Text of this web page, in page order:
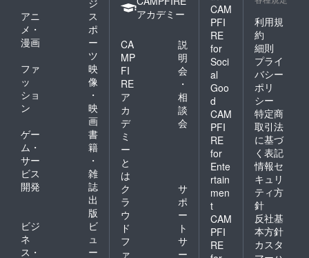
アニ
メ・
漫画
ス
ポ
ー
ツ
ファ
ッ
ショ
ン
映
像
・
映
画
ゲー
ム・
サー
ビス
開発
書
籍
・
雑
誌
出
版
ビジ
ネ
ス・
ビ
ュ
ー
アカデミー
CA
MP
FI
RE
ア
カ
デ
ミ
ー
と
は
説
明
会
・
相
談
会
ク
ラ
ウ
ド
フ
ァ
サ
ポ
ー
ト
サ
ー
CAM
PFI
RE
for
Soci
al
Goo
d
CAM
PFI
RE
for
Ente
rtain
men
t
CAM
PFI
RE
利用規
約
細則
プライ
バシー
ポリ
シー
特定商
取引法
に基づ
く表記
情報セ
キュリ
ティ方
針
反社基
本方針
カスタ